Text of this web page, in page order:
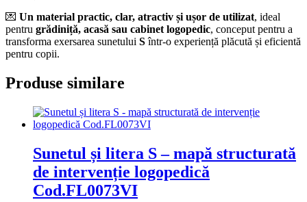
💌 Un material practic, clar, atractiv și ușor de utilizat, ideal
pentru grădiniță, acasă sau cabinet logopedic, conceput pentru a
transforma exersarea sunetului Sîntr-o experiență plăcută și eficientă
pentru copii.
Produse similare
Sunetul și litera S – mapă structurată
de intervenție logopedică
Cod.FL0073VI